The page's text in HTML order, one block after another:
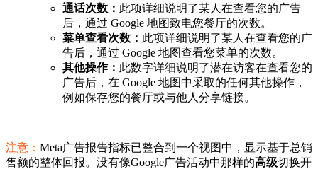
通话次数： 此项详细说明了某人在查看您的广告
后，通过 Google 地图致电您餐厅的次数。
菜单查看次数： 此项详细说明了某人在查看您的广
告后，通过 Google 地图查看您菜单的次数。
其他操作： 此数字详细说明了潜在访客在查看您的
广告后，在 Google 地图中采取的任何其他操作，
例如保存您的餐厅或与他人分享链接。
注意： Meta广告报告指标已整合到一个视图中，显示基于总销
售额的整体回报。没有像Google广告活动中那样的高级切换开